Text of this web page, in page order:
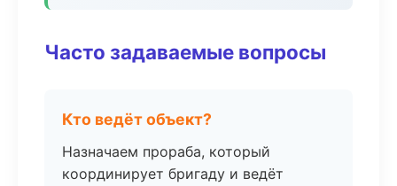
Часто задаваемые вопросы
Кто ведёт объект?
Назначаем прораба, который
координирует бригаду и ведёт